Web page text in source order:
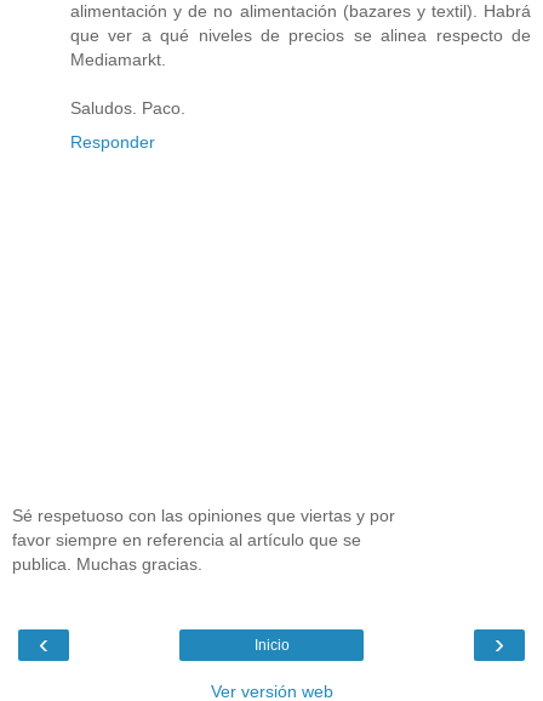
alimentación y de no alimentación (bazares y textil). Habrá
que ver a qué niveles de precios se alinea respecto de
Mediamarkt.
Saludos. Paco.
Responder
Sé respetuoso con las opiniones que viertas y por
favor siempre en referencia al artículo que se
publica. Muchas gracias.
‹ ›
Inicio
Ver versión web